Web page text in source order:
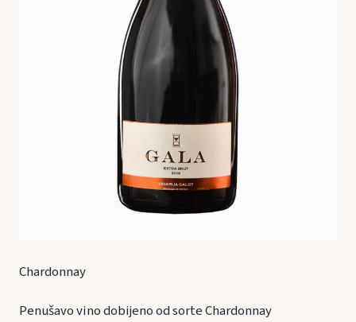
Chardonnay
Penušavo vino dobijeno od sorte Chardonnay